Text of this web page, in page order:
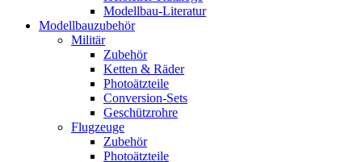
Modellbau-Literatur
Modellbauzubehör
Militär
Zubehör
Ketten & Räder
Photoätzteile
Conversion-Sets
Geschützrohre
Flugzeuge
Zubehör
Photoätzteile